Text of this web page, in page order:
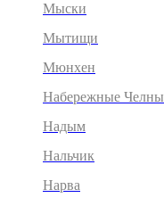
Мыски
Мытищи
Мюнхен
Набережные Челны
Надым
Нальчик
Нарва